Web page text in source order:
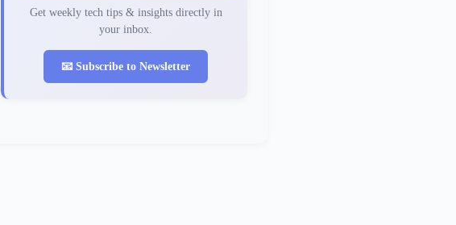
Get weekly tech tips & insights directly in
your inbox.
📧 Subscribe to Newsletter